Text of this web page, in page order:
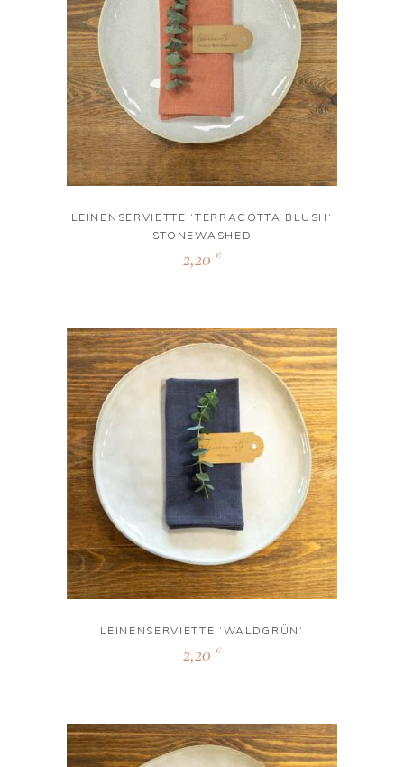
LEINENSERVIETTE ‘TERRACOTTA BLUSH‘
STONEWASHED
2,20 €
LEINENSERVIETTE ‘WALDGRÜN‘
2,20 €